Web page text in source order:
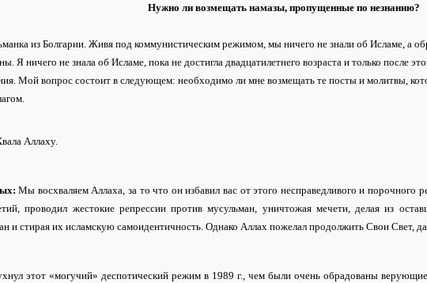
Нужно ли возмещать намазы, пропущенные по незнанию?
из Болгарии. Живя под коммунистическим режимом, мы ничего не знали об Исламе, а
Я ничего не знала об Исламе, пока не достигла двадцатилетнего возраста и только после
Мой вопрос состоит в следующем: необходимо ли мне возмещать те посты и молитвы,
Аллаху.
Мы восхваляем Аллаха, за то что он избавил вас от этого несправедливого и
проводил жестокие репрессии против мусульман, уничтожая мечети, делая из
и стирая их исламскую самоидентичность. Однако Аллах пожелал продолжить Свои Свет,
этот «могучий» деспотический режим в 1989 г., чем были очень обрадованы